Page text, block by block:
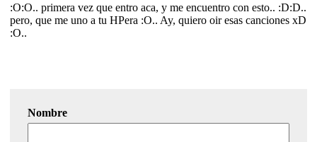
:O:O.. primera vez que entro aca, y me encuentro con esto.. :D:D..
pero, que me uno a tu HPera :O.. Ay, quiero oir esas canciones xD
:O..
Nombre